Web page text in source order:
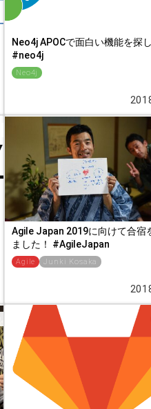
Neo4j APOCで面白い機能を探
#neo4j
Neo4j
Agile Japan 2019に向けて合宿
ました！ #AgileJapan
Agile Junki Kosaka